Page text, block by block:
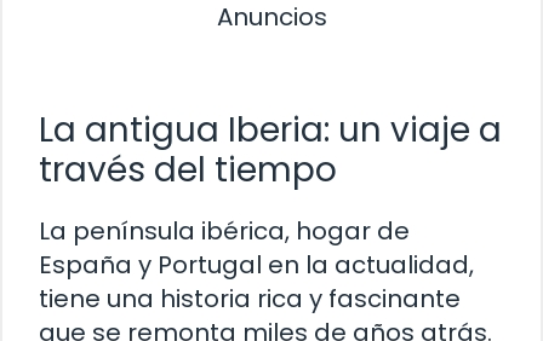
Anuncios
La antigua Iberia: un viaje a
través del tiempo
La península ibérica, hogar de
España y Portugal en la actualidad,
tiene una historia rica y fascinante
que se remonta miles de años atrás.